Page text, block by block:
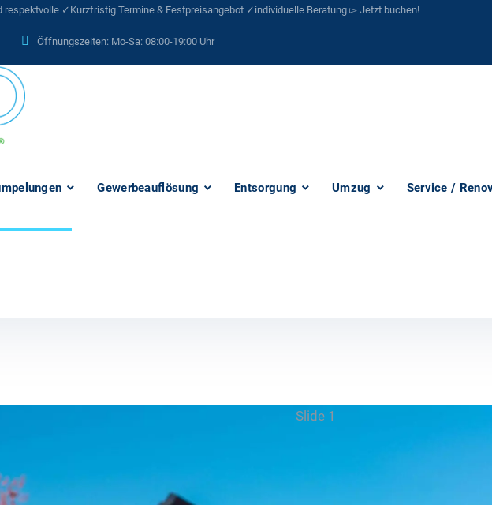
✓Kurzfristig Termine & Festpreisangebot ✓individuelle Beratung ▻ Jetzt buchen!
Öffnungszeiten: Mo-Sa: 08:00-19:00 Uhr
Gewerbeauflösung Entsorgung Umzug Service /
Slide 1